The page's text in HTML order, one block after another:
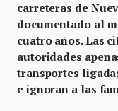
carreteras de
documentado al
cuatro años. Las
autoridades
transportes
e ignoran a las